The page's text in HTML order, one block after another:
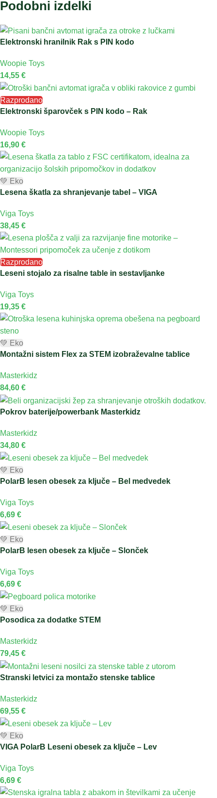
Podobni izdelki
Elektronski hranilnik Rak s PIN kodo
Woopie Toys
14,55 €
Razprodano
Elektronski šparovček s PIN kodo – Rak
Woopie Toys
16,90 €
💚 Eko
Lesena škatla za shranjevanje tabel – VIGA
Viga Toys
38,45 €
Razprodano
Leseni stojalo za risalne table in sestavljanke
Viga Toys
19,35 €
💚 Eko
Montažni sistem Flex za STEM izobraževalne tablice
Masterkidz
84,60 €
Pokrov baterije/powerbank Masterkidz
Masterkidz
34,80 €
💚 Eko
PolarB lesen obesek za ključe – Bel medvedek
Viga Toys
6,69 €
💚 Eko
PolarB lesen obesek za ključe – Slonček
Viga Toys
6,69 €
💚 Eko
Posodica za dodatke STEM
Masterkidz
79,45 €
Stranski letvici za montažo stenske tablice
Masterkidz
69,55 €
💚 Eko
VIGA PolarB Leseni obesek za ključe – Lev
Viga Toys
6,69 €